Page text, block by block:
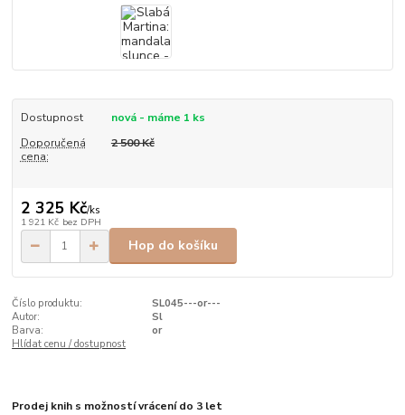
Dostupnost
nová - máme 1 ks
Doporučená
cena:
2 500 Kč
2 325 Kč/ks
1 921 Kč bez DPH
Hop do košíku
Číslo produktu:
SL045---or---
Autor:
Sl
Barva:
or
Hlídat cenu / dostupnost
Prodej knih s možností vrácení do 3 let